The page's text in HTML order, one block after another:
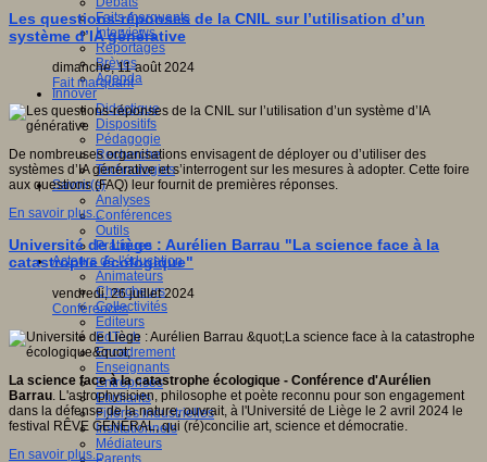
Faits marquants
Interviews
Reportages
Brèves
Agenda
Innover
Didactique
Dispositifs
Pédagogie
Recherche
Technologies
Savoir(s)
Analyses
Conférences
Outils
Pratiques
Acteurs de l'éducation
Animateurs
Chercheurs
Collectivités
Editeurs
EdTech
Encadrement
Enseignants
Entreprises
Etudiants
Filières industrielles
Institutionnels
Médiateurs
Parents
Les questions-réponses de la CNIL sur l’utilisation d’un
système d’IA générative
dimanche, 11 août 2024
Fait marquant
De nombreuses organisations envisagent de déployer ou d’utiliser des
systèmes d’IA générative et s’interrogent sur les mesures à adopter. Cette foire
aux questions (FAQ) leur fournit de premières réponses.
En savoir plus...
Université de Liège : Aurélien Barrau "La science face à la
catastrophe écologique"
vendredi, 26 juillet 2024
Conférences
La science face à la catastrophe écologique - Conférence d'Aurélien
Barrau. L'astrophysicien, philosophe et poète reconnu pour son engagement
dans la défense de la nature, ouvrait, à l'Université de Liège le 2 avril 2024 le
festival RÊVE GÉNÉRAL, qui (ré)concilie art, science et démocratie.
En savoir plus...